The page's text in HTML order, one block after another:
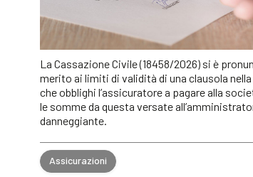
La Cassazione Civile (18458/2026) si è
merito ai limiti di validità di una clausola nella
che obblighi l’assicuratore a pagare alla
le somme da questa versate
danneggiante.
Assicurazioni